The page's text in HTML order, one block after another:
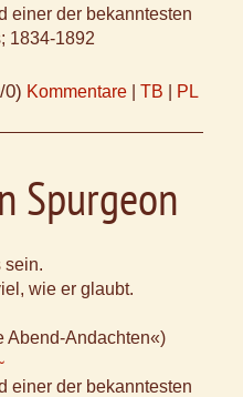
einer der bekanntesten
1834-1892
0) Kommentare TB PL
Spurgeon
sein.
wie er glaubt.
Abend-Andachten«)
einer der bekanntesten